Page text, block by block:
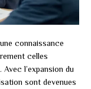
connaissance
celles
l’expansion du
sont devenues